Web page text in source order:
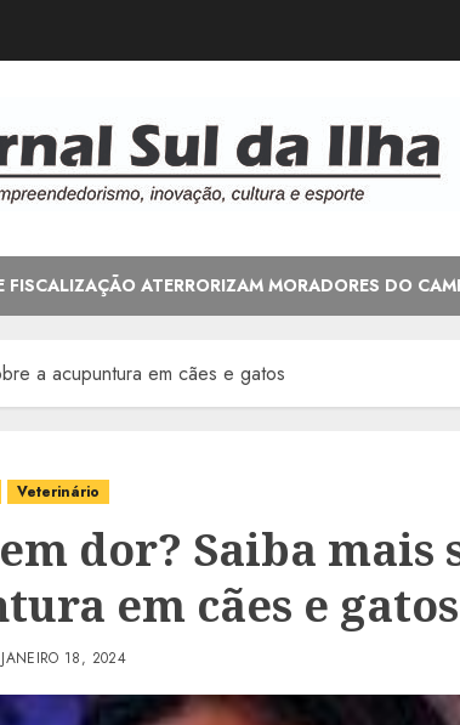
ATERRORIZAM MORADORES DO
a acupuntura em cães e gatos
Veterinário
dor? Saiba mais
em cães e gatos
JANEIRO 18, 2024